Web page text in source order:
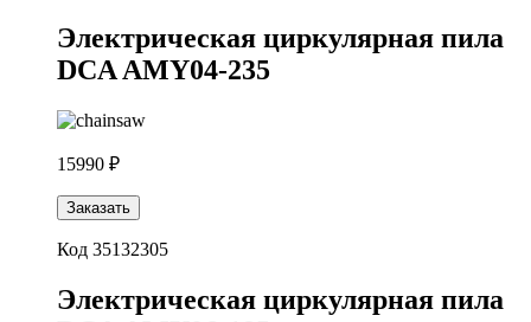
Электрическая циркулярная пила
DCA AMY04-235
15990 ₽
Заказать
Код 35132305
Электрическая циркулярная пила